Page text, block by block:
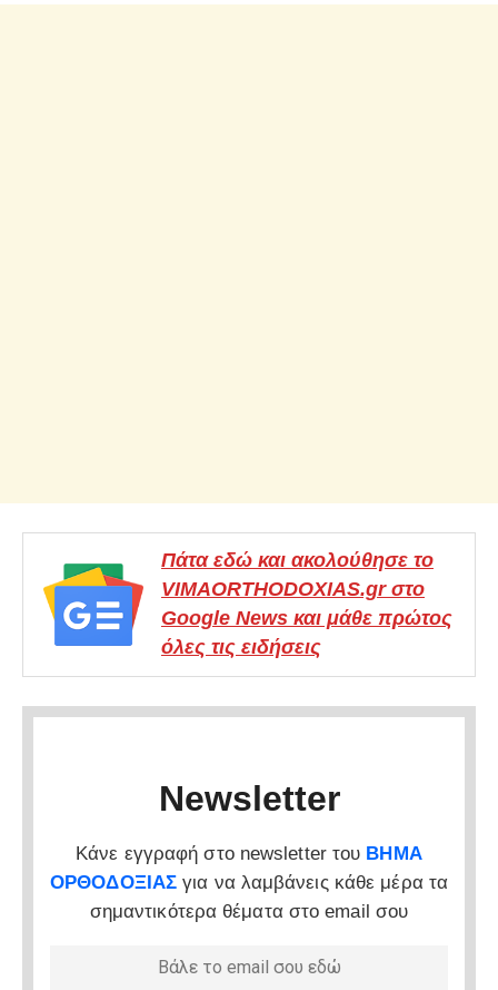
Πάτα εδώ και ακολούθησε το
VIMAORTHODOXIAS.gr στο
Google News και μάθε πρώτος
όλες τις ειδήσεις
Newsletter
Κάνε εγγραφή στο newsletter του ΒΗΜΑ
ΟΡΘΟΔΟΞΙΑΣ για να λαμβάνεις κάθε μέρα τα
σημαντικότερα θέματα στο email σου